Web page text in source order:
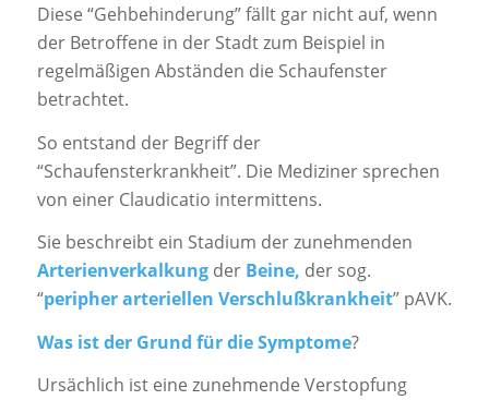
Diese “Gehbehinderung” fällt gar nicht auf, wenn
der Betroffene in der Stadt zum Beispiel in
regelmäßigen Abständen die Schaufenster
betrachtet.
So entstand der Begriff der
“Schaufensterkrankheit”. Die Mediziner sprechen
von einer Claudicatio intermittens.
Sie beschreibt ein Stadium der zunehmenden
Arterienverkalkungder Beine, der sog.
“peripher arteriellen Verschlußkrankheit” pAVK.
Was ist der Grund für die Symptome?
Ursächlich ist eine zunehmende Verstopfung